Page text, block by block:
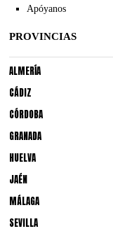
Apóyanos
PROVINCIAS
ALMERÍA
CÁDIZ
CÓRDOBA
GRANADA
HUELVA
JAÉN
MÁLAGA
SEVILLA